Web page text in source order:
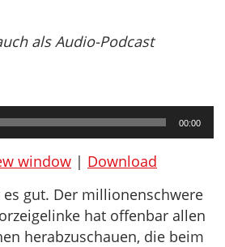
als Audio-Podcast
00:00
window | Download
es gut. Der millionenschwere
hat offenbar allen
herabzuschauen, die beim